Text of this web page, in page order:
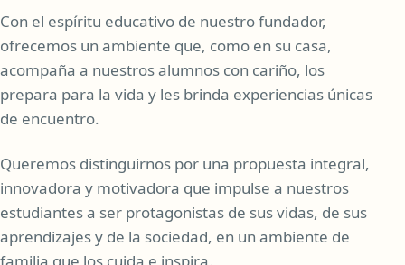
Con el espíritu educativo de nuestro fundador,
ofrecemos un ambiente que, como en su casa,
acompaña a nuestros alumnos con cariño, los
prepara para la vida y les brinda experiencias únicas
de encuentro.
Queremos distinguirnos por una propuesta integral,
innovadora y motivadora que impulse a nuestros
estudiantes a ser protagonistas de sus vidas, de sus
aprendizajes y de la sociedad, en un ambiente de